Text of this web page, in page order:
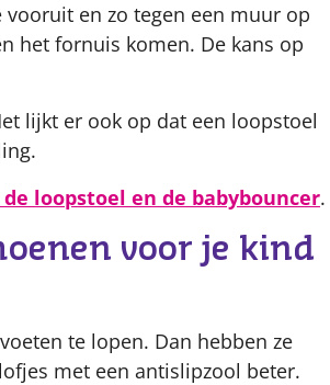
en zo tegen een muur op
het fornuis komen. De kans op
lijkt er ook op dat een loopstoel
loopstoel en de babybouncer.
voor je kind
te lopen. Dan hebben ze
met een antislipzool beter.